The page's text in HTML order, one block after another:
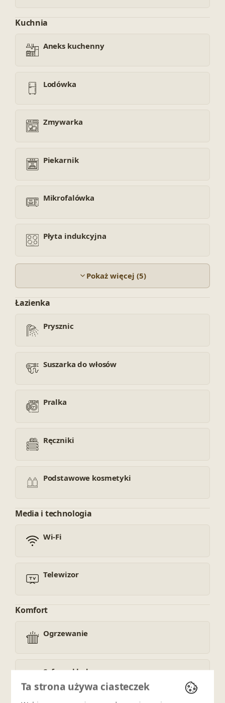
Kuchnia
Aneks kuchenny
Lodówka
Zmywarka
Piekarnik
Mikrofalówka
Płyta indukcyjna
Pokaż więcej (5)
Łazienka
Prysznic
Suszarka do włosów
Pralka
Ręczniki
Podstawowe kosmetyki
Media i technologia
Wi-Fi
Telewizor
Komfort
Ogrzewanie
Sofa rozkładana
Ta strona używa ciasteczek